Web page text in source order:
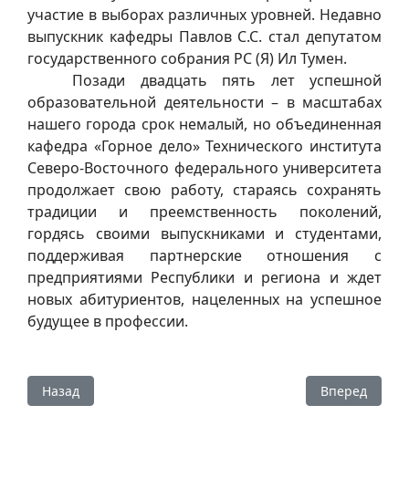
участие в выборах различных уровней. Недавно
выпускник кафедры Павлов С.С. стал депутатом
государственного собрания РС (Я) Ил Тумен.
Позади двадцать пять лет успешной
образовательной деятельности – в масштабах
нашего города срок немалый, но объединенная
кафедра «Горное дело» Технического института
Северо-Восточного федерального университета
продолжает свою работу, стараясь сохранять
традиции и преемственность поколений,
гордясь своими выпускниками и студентами,
поддерживая партнерские отношения с
предприятиями Республики и региона и ждет
новых абитуриентов, нацеленных на успешное
будущее в профессии.
Предыдущий: Студент ТИ (ф) СВФУ Семен Салгынов стал
Назад Следующий:
Вперед